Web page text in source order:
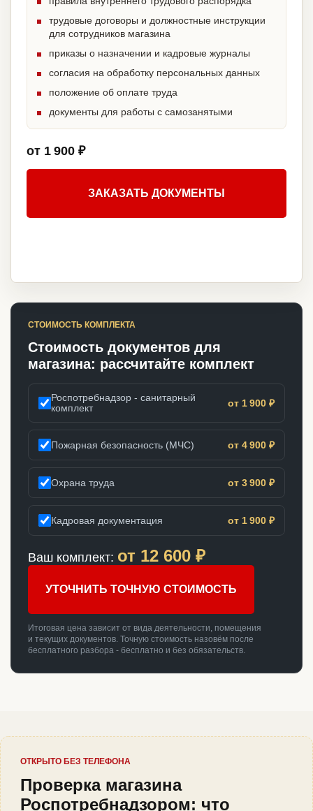
трудовые договоры и должностные инструкции
для сотрудников магазина
приказы о назначении и кадровые журналы
согласия на обработку персональных данных
положение об оплате труда
документы для работы с самозанятыми
от 1 900 ₽
ЗАКАЗАТЬ ДОКУМЕНТЫ
СТОИМОСТЬ КОМПЛЕКТА
Стоимость документов для
магазина: рассчитайте комплект
Роспотребнадзор - санитарный
комплект
от 1 900 ₽
Пожарная безопасность (МЧС) от 4 900 ₽
Охрана труда от 3 900 ₽
Кадровая документация от 1 900 ₽
Ваш комплект: от 12 600 ₽
УТОЧНИТЬ ТОЧНУЮ СТОИМОСТЬ
Итоговая цена зависит от вида деятельности, помещения
и текущих документов. Точную стоимость назовём после
бесплатного разбора - бесплатно и без обязательств.
ОТКРЫТО БЕЗ ТЕЛЕФОНА
Проверка магазина
Роспотребнадзором: что